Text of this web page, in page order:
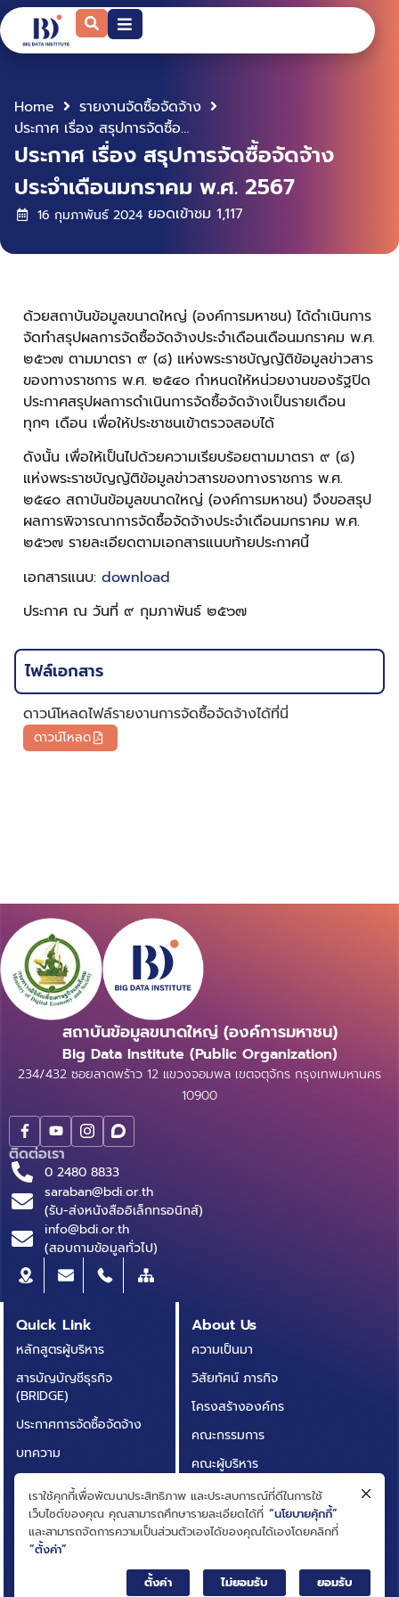
Home
รายงานจัดซื้อจัดจ้าง
ประกาศ เรื่อง สรุปการจัดซื้อจัดจ้าง ประจำเดือนมกราคม พ.ศ. 2567
ประกาศ เรื่อง สรุปการจัดซื้อจัดจ้าง
ประจำเดือนมกราคม พ.ศ. 2567
16 กุมภาพันธ์ 2024 ยอดเข้าชม 1,117
ด้วยสถาบันข้อมูลขนาดใหญ่ (องค์การมหาชน) ได้ดำเนินการ
จัดทำสรุปผลการจัดซื้อจัดจ้างประจำเดือนเดือนมกราคม พ.ศ.
๒๕๖๗ ตามมาตรา ๙ (๘) แห่งพระราชบัญญัติข้อมูลข่าวสาร
ของทางราชการ พ.ศ. ๒๕๔๐ กำหนดให้หน่วยงานของรัฐปิด
ประกาศสรุปผลการดำเนินการจัดซื้อจัดจ้างเป็นรายเดือน
ทุกๆ เดือน เพื่อให้ประชาชนเข้าตรวจสอบได้
ดังนั้น เพื่อให้เป็นไปด้วยความเรียบร้อยตามมาตรา ๙ (๘)
แห่งพระราชบัญญัติข้อมูลข่าวสารของทางราชการ พ.ศ.
๒๕๔๐ สถาบันข้อมูลขนาดใหญ่ (องค์การมหาชน) จึงขอสรุป
ผลการพิจารณาการจัดซื้อจัดจ้างประจำเดือนมกราคม พ.ศ.
๒๕๖๗ รายละเอียดตามเอกสารแนบท้ายประกาศนี้
เอกสารแนบ: download
ประกาศ ณ วันที่ ๙ กุมภาพันธ์ ๒๕๖๗
ไฟล์เอกสาร
ดาวน์โหลดไฟล์รายงานการจัดซื้อจัดจ้างได้ที่นี่
ดาวน์โหลด
สถาบันข้อมูลขนาดใหญ่ (องค์การมหาชน)
Big Data Institute (Public Organization)
234/432 ซอยลาดพร้าว 12 แขวงจอมพล เขตจตุจักร กรุงเทพมหานคร
10900
ติดต่อเรา
0 2480 8833
saraban@bdi.or.th
(รับ-ส่งหนังสืออิเล็กทรอนิกส์)
info@bdi.or.th
(สอบถามข้อมูลทั่วไป)
Quick Link
หลักสูตรผู้บริหาร
สารบัญบัญชีธุรกิจ
(BRIDGE)
ประกาศการจัดซื้อจัดจ้าง
บทความ
รายงานประจำปี
เอกสารเผยแพร่
อินโฟกราฟิก
About Us
ความเป็นมา
วิสัยทัศน์ ภารกิจ
โครงสร้างองค์กร
คณะกรรมการ
คณะผู้บริหาร
การกำกับดูแลกิจการที่ดี
กฎหมายที่เกี่ยวข้อง
ผลการดำเนินงาน
เราใช้คุกกี้เพื่อพัฒนาประสิทธิภาพ และประสบการณ์ที่ดีในการใช้
เว็บไซต์ของคุณ คุณสามารถศึกษารายละเอียดได้ที่ “นโยบายคุ้กกี้”
และสามารถจัดการความเป็นส่วนตัวเองได้ของคุณได้เองโดยคลิกที่
“ตั้งค่า”
ตั้งค่า
ไม่ยอมรับ ยอมรับ